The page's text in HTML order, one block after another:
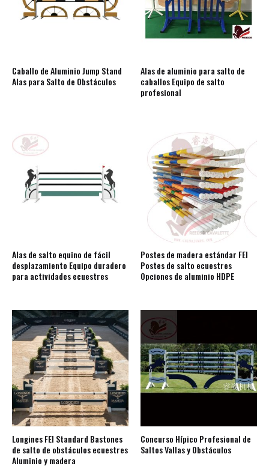
Caballo de Aluminio Jump Stand
Alas para Salto de Obstáculos
Alas de aluminio para salto de
caballos Equipo de salto
profesional
Alas de salto equino de fácil
desplazamiento Equipo duradero
para actividades ecuestres
Postes de madera estándar FEI
Postes de salto ecuestres
Opciones de aluminio HDPE
Longines FEI Standard Bastones
de salto de obstáculos ecuestres
Aluminio y madera
Concurso Hípico Profesional de
Saltos Vallas y Obstáculos